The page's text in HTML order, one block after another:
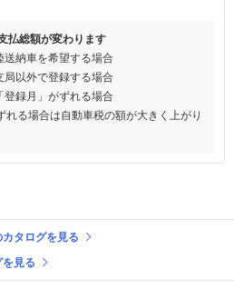
払総額が変わります
送納車を希望する場合
以外で登録する場合
録月」がずれる場合
れる場合は自動車税の額が大きく上がり
タログを見る
見る